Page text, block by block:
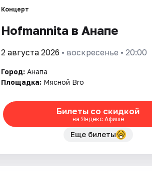
Концерт
Hofmannita в Анапе
2 августа 2026 • воскресенье • 20:00
Город: Анапа
Площадка: Мясной Bro
Билеты со скидкой
на Яндекс Афише
Еще билеты